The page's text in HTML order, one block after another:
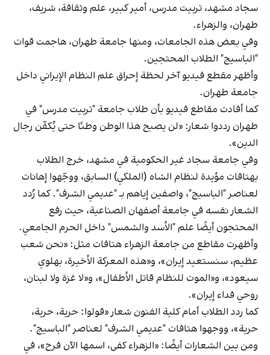
سجاد مشهد، تربيت مدرس، أمير كبير، علم وثقافة، شريف،
طهران، والزهراء.
وفي بعض هذه الجامعات، ومنها جامعة طهران، هاجمت قوات
"الباسيج" الطلاب المحتجين.
وأظهر مقطع فيديو آخر لحظة إحراق علم النظام الإيراني داخل
جامعة طهران.
كما أفادت مقاطع فيديو بأن طلاب جامعة "تربيت مدرس" في
طهران رددوا شعار: «لن يصبح هذا الوطن وطنًا حتى يُكفّن رجال
الدين».
وفي جامعة سجاد غير الحكومية في مشهد، خرج الطلاب
بهتافات مؤيدة لنظام الشاه (الملكي) السابق، ووجّهوا إهانات
لعناصر "الباسيج"، واصفين إياهم بـ "عديمي الشرف". كما رُدد
الشعار نفسه في جامعة أصفهان الصناعية، حيث رفع
المحتجون أيضًا علم "الأسد والشمس" داخل الحرم الجامعي.
وأظهرت مقاطع من جامعة الزهراء هتافات مثل: «نحن شعب
عظيم، سنستعيد إيران»، و«هذه المعركة الأخيرة، بهلوي
سيعود»، و«الموت للنظام قاتل الأطفال»، و«لا غزة ولا لبنان،
روحي فداء إيران».
كما ردد الطلاب أمام كلية الفنون شعار «قولوا: حرية، حرية،
حرية»، ووجهوا هتافات "عديمي الشرف" لعناصر "الباسيج".
ومن بين الشعارات أيضًا: «الزهراء كفى، اسمها الآن فرح»، في